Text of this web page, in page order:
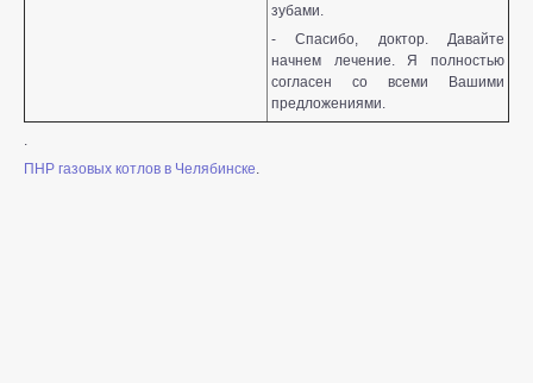
зубами.
- Спасибо, доктор. Давайте
начнем лечение. Я полностью
согласен со всеми Вашими
предложениями.
.
ПНР газовых котлов в Челябинске.